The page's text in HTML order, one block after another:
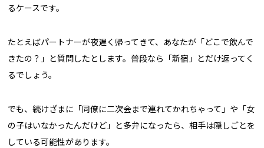
るケースです。
たとえばパートナーが夜遅く帰ってきて、あなたが「どこで飲んで
きたの？」と質問したとします。普段なら「新宿」とだけ返ってく
るでしょう。
でも、続けざまに「同僚に二次会まで連れてかれちゃって」や「女
の子はいなかったんだけど」と多弁になったら、相手は隠しごとを
している可能性があります。